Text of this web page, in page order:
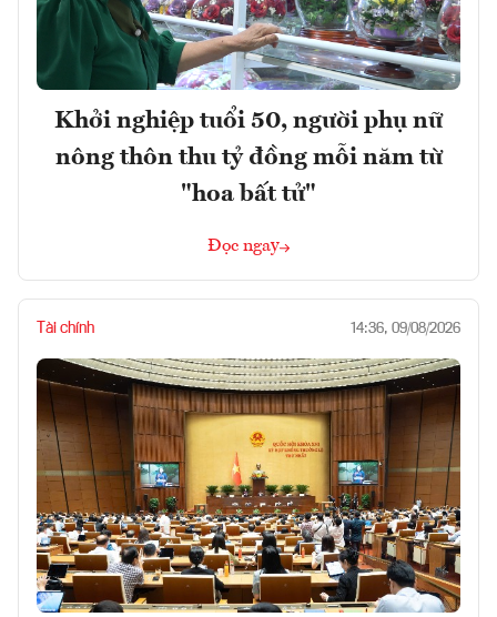
Khởi nghiệp tuổi 50, người phụ nữ
nông thôn thu tỷ đồng mỗi năm từ
"hoa bất tử"
Đọc ngay
Tài chính 14:36, 09/08/2026